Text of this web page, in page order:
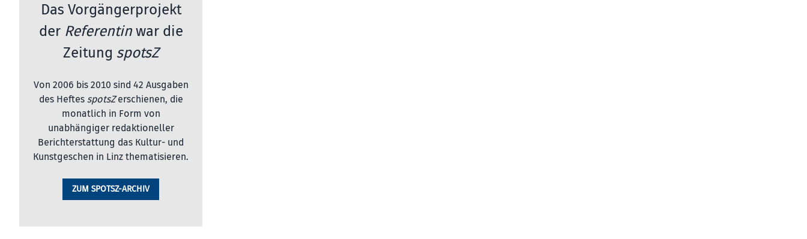
Das Vorgängerprojekt
der Referentinwar die
Zeitung spotsZ
Von 2006 bis 2010 sind 42 Ausgaben
des Heftes spotsZerschienen, die
monatlich in Form von
unabhängiger redaktioneller
Berichterstattung das Kultur- und
Kunstgeschen in Linz thematisieren.
ZUM SPOTSZ-ARCHIV